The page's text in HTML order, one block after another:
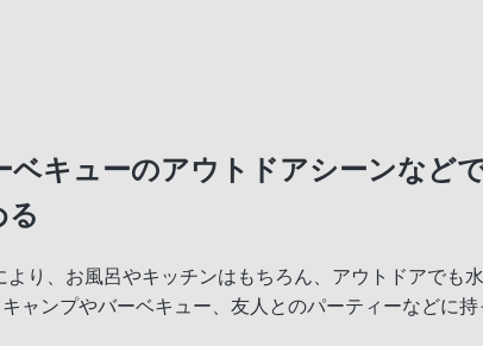
キューのアウトドアシーンなど
る
り、お風呂やキッチンはもちろん、アウトドアでも
ャンプやバーベキュー、友人とのパーティーなどに